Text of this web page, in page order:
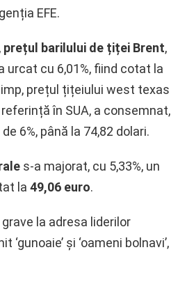
EFE.
prețul barilului de țiței Brent,
urcat cu 6,01%, fiind cotat la
prețul țițeiului west texas
în SUA, a consemnat,
6%, până la 74,82 dolari.
s-a majorat, cu 5,33%, un
la 49,06 euro.
la adresa liderilor
‘gunoaie’ și ‘oameni bolnavi’,